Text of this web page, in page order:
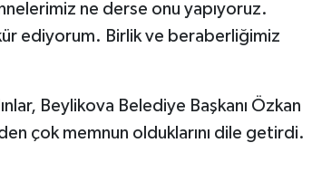
ne derse onu yapıyoruz.
ediyorum. Birlik ve beraberliğimiz
Beylikova Belediye Başkanı Özkan
çok memnun olduklarını dile getirdi.